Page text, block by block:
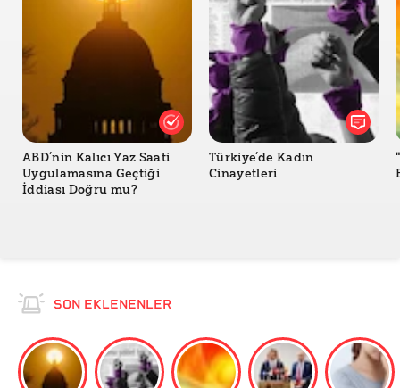
ABD’nin Kalıcı Yaz Saati
Uygulamasına Geçtiği
İddiası Doğru mu?
Türkiye’de Kadın
Cinayetleri
SON EKLENENLER